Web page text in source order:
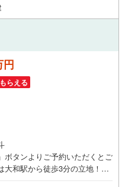
円
らえる
ボタンよりご予約いただくとご
大和駅から徒歩3分の立地！青